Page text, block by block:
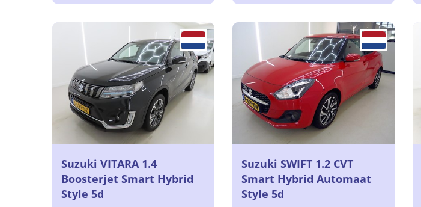
Suzuki VITARA 1.4
Boosterjet Smart Hybrid
Style 5d
Suzuki SWIFT 1.2 CVT
Smart Hybrid Automaat
Style 5d